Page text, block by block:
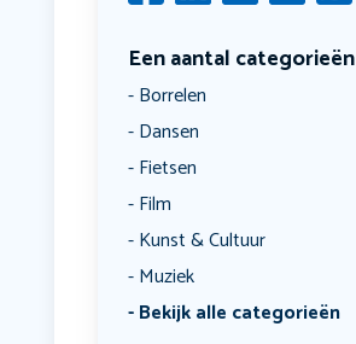
Een aantal categorieën
Borrelen
Dansen
Fietsen
Film
Kunst & Cultuur
Muziek
Bekijk alle categorieën